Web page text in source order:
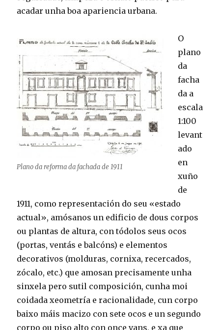
acadar unha boa apariencia urbana.
Plano da reforma da fachada de 1911
O
plano
da
facha
da a
escala
1:100
levant
ado
en
xuño
de
1911, como representación do seu «estado
actual», amósanos un edificio de dous corpos
ou plantas de altura, con tódolos seus ocos
(portas, ventás e balcóns) e elementos
decorativos (molduras, cornixa, recercados,
zócalo, etc.) que amosan precisamente unha
sinxela pero sutil composición, cunha moi
coidada xeometría e racionalidade, cun corpo
baixo máis macizo con sete ocos e un segundo
corpo ou piso alto con once vans, e xa que